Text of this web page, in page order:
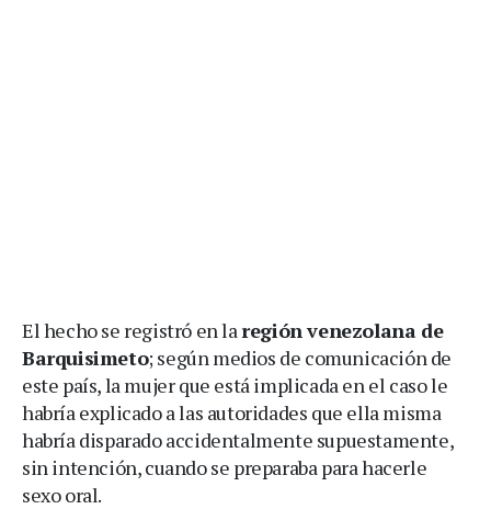
El hecho se registró en la región venezolana de
Barquisimeto; según medios de comunicación de
este país, la mujer que está implicada en el caso le
habría explicado a las autoridades que ella misma
habría disparado accidentalmente supuestamente,
sin intención, cuando se preparaba para hacerle
sexo oral.